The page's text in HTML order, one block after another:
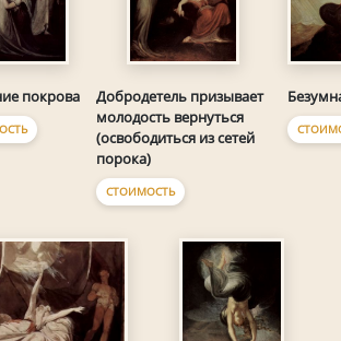
покрова
Добродетель призывает
молодость вернуться
(освободиться из сетей
порока)
СТОИМОСТЬ